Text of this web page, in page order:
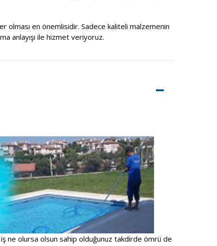
olması en önemlisidir. Sadece kaliteli malzemenin
anlayışı ile hizmet veriyoruz.
–
iş ne olursa olsun sahip olduğunuz takdirde ömrü de